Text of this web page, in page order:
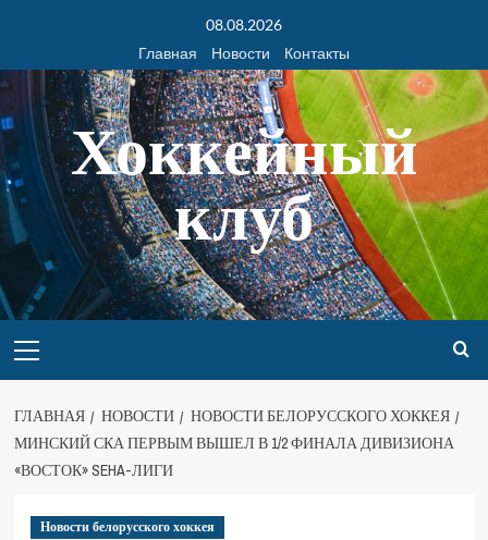
08.08.2026
Главная
Новости Контакты
Хоккейный
клуб
ГЛАВНАЯ НОВОСТИ
НОВОСТИ БЕЛОРУССКОГО ХОККЕЯ
МИНСКИЙ СКА ПЕРВЫМ ВЫШЕЛ В 1/2 ФИНАЛА ДИВИЗИОНА
«ВОСТОК» SEHA-ЛИГИ
Новости белорусского хоккея